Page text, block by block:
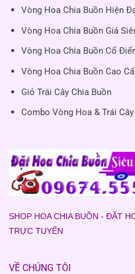
Vòng Hoa Chia Buồn Hiện
Vòng Hoa Chia Buồn Giá
Vòng Hoa Chia Buồn Cổ
Vòng Hoa Chia Buồn Cao
Giỏ Trái Cây Chia Buồn
Combo Vòng Hoa & Trái
SHOP HOA CHIA BUỒN - ĐẶT
TRỰC TUYẾN
VỀ CHÚNG TÔI